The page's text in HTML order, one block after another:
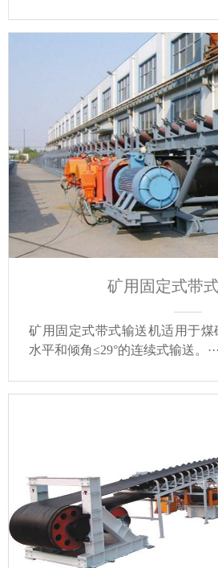
矿用固定式带
矿用固定式带式输送机适用于
水平和倾角≤29°的连续式输送。···